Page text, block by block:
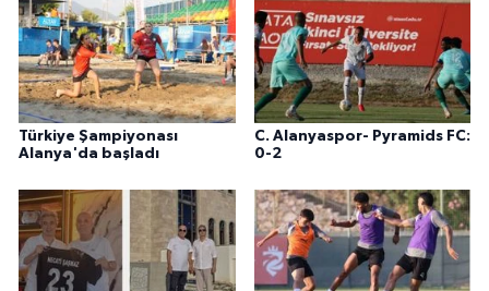
Türkiye Şampiyonası
Alanya'da başladı
C. Alanyaspor- Pyramids FC:
0-2